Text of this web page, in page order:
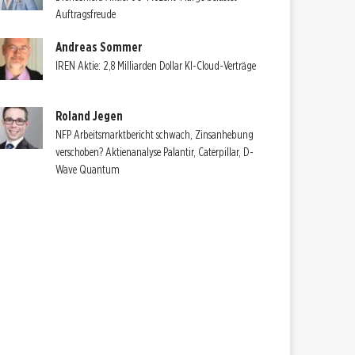
Auftragsfreude
Andreas Sommer
IREN Aktie: 2,8 Milliarden Dollar KI-Cloud-Verträge
Roland Jegen
NFP Arbeitsmarktbericht schwach, Zinsanhebung
verschoben? Aktienanalyse Palantir, Caterpillar, D-
Wave Quantum